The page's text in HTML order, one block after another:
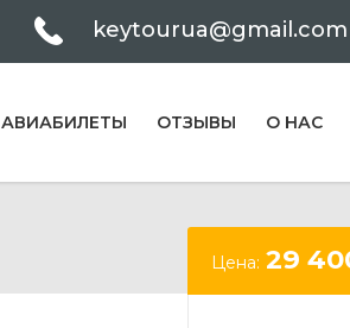
keytourua@gmail.com
АВИАБИЛЕТЫ ОТЗЫВЫ О НАС
Цена: 29